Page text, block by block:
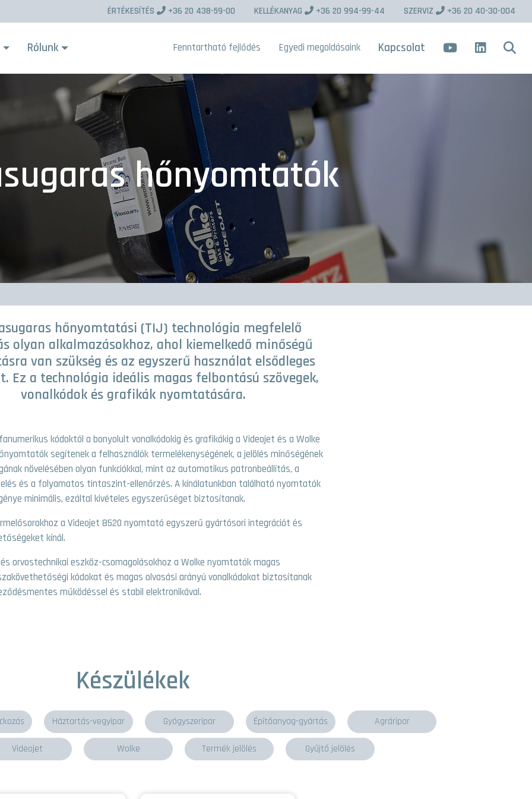
ÉRTÉKESÍTÉS +36 20 438-59-00 KELLÉKANYAG +36 20 994-99-44 SZERVIZ +36 20 40-30-004
Rólunk Fenntartható fejlődés Egyedi megoldásaink Kapcsolat
hőnyomtatók
hőnyomtatási (TIJ) technológia megfelelő
olyan alkalmazásokhoz, ahol kiemelkedő minőségű
van szükség és az egyszerű használat elsődleges
Ez a technológia ideális magas felbontású szövegek,
vonalkódok és grafikák nyomtatására.
kódoktól a bonyolult vonalkódokig és grafikákig a Videojet és a Wolke
segítenek a felhasználók termelékenységének, a jelölés minőségének
növelésében olyan funkciókkal, mint az automatikus patronbeállítás, a
és a folyamatos tintaszint-ellenőrzés. A kínálatunkban található nyomtatók
minimális, ezáltal kivételes egyszerűséget biztosítanak.
a Videojet 8520 nyomtató egyszerű gyártósori integrációt és
kínál.
orvostechnikai eszköz-csomagolásokhoz a Wolke nyomtatók magas
kódokat és magas olvasási arányú vonalkódokat biztosítanak
működéssel és stabil elektronikával.
Készülékek
Háztartás-vegyipar Gyógyszeripar Építőanyag-gyártás Agráripar
Videojet Wolke Termék jelölés Gyűjtő jelölés